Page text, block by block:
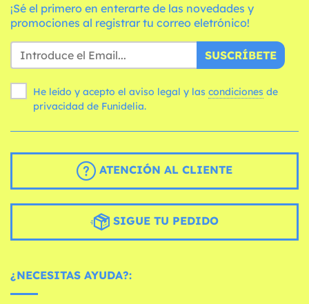
¡Sé el primero en enterarte de las novedades y
promociones al registrar tu correo eletrónico!
SUSCRÍBETE
He leído y acepto el aviso legal y las condiciones
privacidad de Funidelia.
ATENCIÓN AL CLIENTE
SIGUE TU PEDIDO
¿NECESITAS AYUDA?: